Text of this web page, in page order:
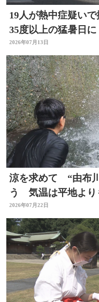
19人が熱中症疑い
35度以上の猛暑日
ラート”発表
2026年07月13日
涼を求めて “由布
う 気温は平地より
涼しい風も 大分
2026年07月22日